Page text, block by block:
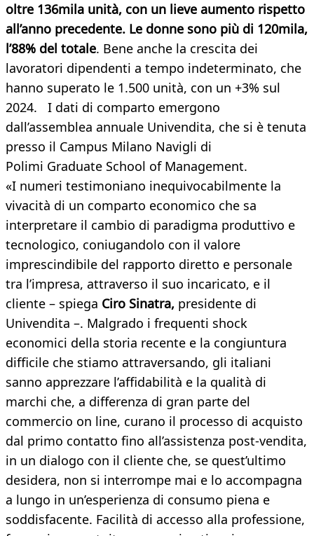
oltre 136mila unità, con un lieve aumento rispetto
all’anno precedente. Le donne sono più di 120mila,
l’88% del totale. Bene anche la crescita dei
lavoratori dipendenti a tempo indeterminato, che
hanno superato le 1.500 unità, con un +3% sul
2024. I dati di comparto emergono
dall’assemblea annuale Univendita, che si è tenuta
presso il Campus Milano Navigli di
Polimi Graduate School of Management.
«I numeri testimoniano inequivocabilmente la
vivacità di un comparto economico che sa
interpretare il cambio di paradigma produttivo e
tecnologico, coniugandolo con il valore
imprescindibile del rapporto diretto e personale
tra l’impresa, attraverso il suo incaricato, e il
cliente – spiega Ciro Sinatra, presidente di
Univendita –. Malgrado i frequenti shock
economici della storia recente e la congiuntura
difficile che stiamo attraversando, gli italiani
sanno apprezzare l’affidabilità e la qualità di
marchi che, a differenza di gran parte del
commercio on line, curano il processo di acquisto
dal primo contatto fino all’assistenza post-vendita,
in un dialogo con il cliente che, se quest’ultimo
desidera, non si interrompe mai e lo accompagna
a lungo in un’esperienza di consumo piena e
soddisfacente. Facilità di accesso alla professione,